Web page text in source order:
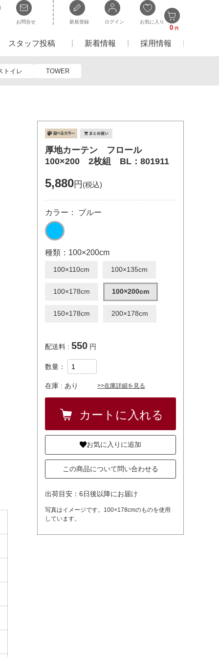
お問合せ 新規登録 ログイン お気に入り
0 円
スタッフ投稿 新着情報 採用情報
トイレ TOWER
厚地カーテン フロール
100×200 2枚組 BL：801911
5,880円 (税込)
カラー： ブルー
種類：100×200cm
100×110cm 100×135cm
100×178cm 100×200cm
150×178cm 200×178cm
配送料 : 550 円
数量：
在庫 : あり >>在庫詳細を見る
お気に入りに追加
この商品について問い合わせる
出荷目安：6日後以降にお届け
写真はイメージです。100×178cmのものを使用
しています。